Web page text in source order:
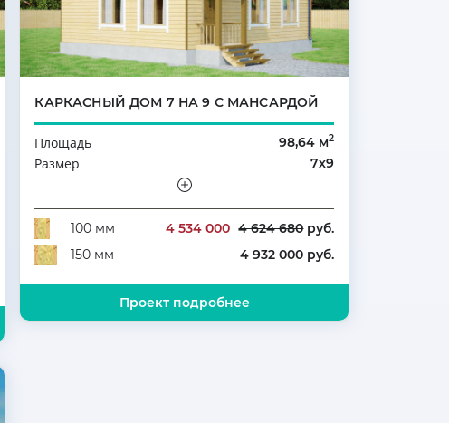
КАРКАСНЫЙ ДОМ 7 НА 9 С МАНСАРДОЙ
Площадь 98,64 м2
Размер 7х9
Количество комнат
100 мм
4 534 000 4 624 680руб.
150 мм
4 932 000 руб.
Проект подробнее